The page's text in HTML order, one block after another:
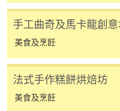
報讀同一學歷頒
學院為學歷頒授課
用於一般學歷頒授
(「通知」)，請填妥
手工曲奇及馬卡龍創
美食及烹飪
法式手作糕餅烘焙坊
美食及烹飪